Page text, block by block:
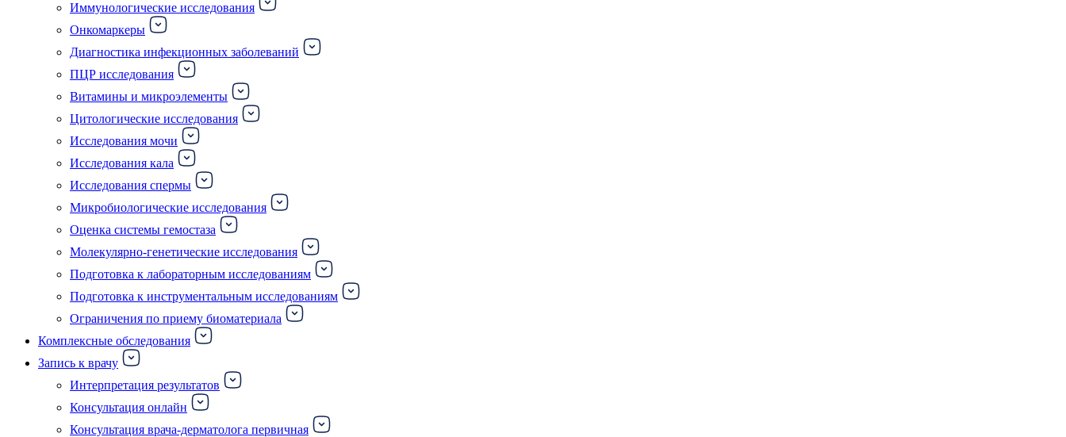
Иммунологические исследования
Онкомаркеры
Диагностика инфекционных заболеваний
ПЦР исследования
Витамины и микроэлементы
Цитологические исследования
Исследования мочи
Исследования кала
Исследования спермы
Микробиологические исследования
Оценка системы гемостаза
Молекулярно-генетические исследования
Подготовка к лабораторным исследованиям
Подготовка к инструментальным исследованиям
Ограничения по приему биоматериала
Комплексные обследования
Запись к врачу
Интерпретация результатов
Консультация онлайн
Консультация врача-дерматолога первичная